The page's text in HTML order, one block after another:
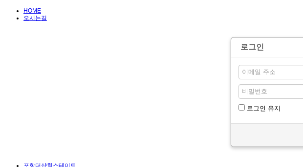
HOME
오시는길
로그인
로그인 유지
포항더샵힐스테이트